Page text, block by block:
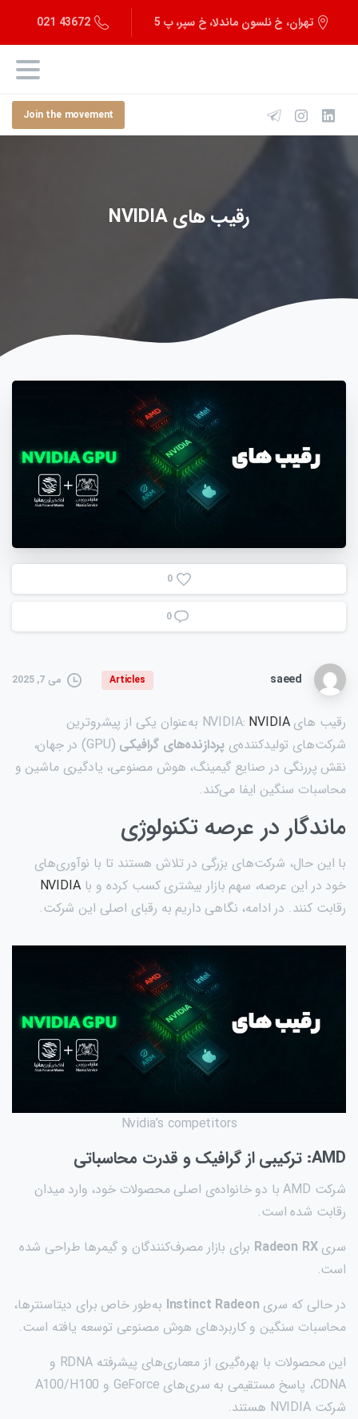
تهران، خ نلسون ماندلا، خ سپر، پ 5 43672 021
Join the movement
رقیب های NVIDIA
0
0
saeed
Articles می 7, 2025
رقیب های NVIDIA:NVIDIA
به‌عنوان یکی از پیشروترین
شرکت‌های تولیدکننده‌ی پردازنده‌های گرافیکی
(GPU) در جهان،
نقش پررنگی در صنایع گیمینگ، هوش مصنوعی، یادگیری ماشین و
محاسبات سنگین ایفا می‌کند.
ماندگار در عرصه تکنولوژی
با این حال، شرکت‌های بزرگی در تلاش هستند تا با نوآوری‌های
خود در این عرصه، سهم بازار بیشتری کسب کرده و با
NVIDIA
رقابت کنند. در ادامه، نگاهی داریم به رقبای اصلی این شرکت.
Nvidia’s competitors
AMD: ترکیبی از گرافیک و قدرت محاسباتی
شرکت AMD با دو خانواده‌ی اصلی محصولات خود، وارد میدان
رقابت شده است.
سریRadeon RX برای بازار مصرف‌کنندگان و گیمرها طراحی شده
است.
در حالی که سری Instinct Radeon به‌طور خاص برای دیتاسنترها،
محاسبات سنگین و کاربردهای هوش مصنوعی توسعه یافته است.
این محصولات با بهره‌گیری از معماری‌های پیشرفته RDNA و
CDNA، پاسخ مستقیمی به سری‌های GeForce و A100/H100
شرکت NVIDIA هستند.